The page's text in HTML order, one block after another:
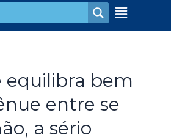
equilibra bem
entre se
a sério